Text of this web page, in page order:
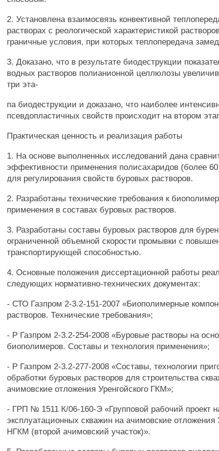
2. Установлена взаимосвязь конвективной
растворах с реологической характеристикой
граничные условия, при которых теплопередача
3. Доказано, что в результате биодеструкции
водных растворов полианионной целлюлозы
три эта-
па биодеструкции и доказано, что наиболее
псевдопластичных свойств происходит на втором
Практическая ценность и реализация работы
1. На основе выполненных исследований дана
эффективности применения полисахаридов (более
для регулирования свойств буровых растворов.
2. Разработаны технические требования к
применения в составах буровых растворов.
3. Разработаны составы буровых растворов для
ограниченной объемной скорости промывки с
транспортирующей способностью.
4. Основные положения диссертационной работы
следующих нормативно-технических документах:
- СТО Газпром 2-3.2-151-2007 «Биополимерные
растворов. Технические требования»;
- Р Газпром 2-3.2-254-2008 «Буровые растворы на
биополимеров. Составы и технология применения»;
- Р Газпром 2-3.2-277-2008 «Составы, технологии
обработки буровых растворов для строительства
ачимовские отложения Уренгойского ГКМ»;
- ГРП № 1511 К/06-160-Э «Групповой рабочий проект
эксплуатационных скважин на ачимовские отложения
НГКМ (второй ачимовский участок)».